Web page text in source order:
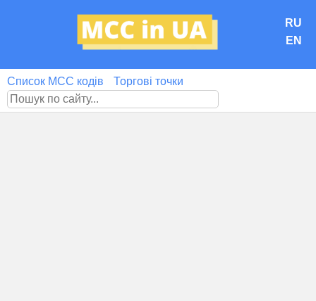
RU
EN
Список MCC кодів Торгові точки